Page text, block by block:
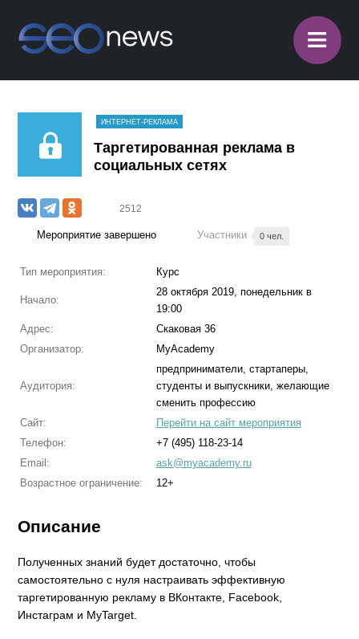
≡
ИНТЕРНЕТ-РЕКЛАМА
Таргетированная реклама в
социальных сетях
2512
Мероприятие завершено Участники 0 чел.
Тип мероприятия: Курс
Начало:
28 октября 2019, понедельник в
19:00
Адрес:
Скаковая 36
Организатор:
MyAcademy
Аудитория:
предприниматели, стартаперы,
студенты и выпускники, желающие
сменить профессию
Сайт:
Перейти на сайт мероприятия
Телефон:
+7 (495) 118-23-14
Email:
ask@myacademy.ru
Возрастное ограничение:
12+
Описание
Полученных знаний будет достаточно, чтобы
самостоятельно с нуля настраивать эффективную
таргетированную рекламу в ВКонтакте, Facebook,
Инстаграм и MyTarget.